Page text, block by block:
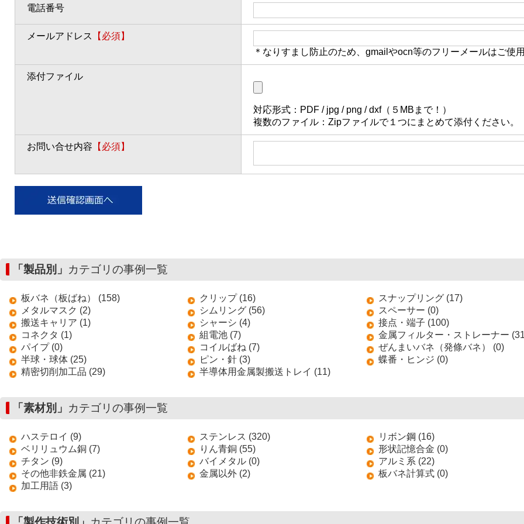
電話番号
メールアドレス
【必須】
＊なりすまし防止のため、gmailやocn等のフリーメールはご使
添付ファイル
対応形式：PDF / jpg / png / dxf（５MBまで！）
複数のファイル：Zipファイルで１つにまとめて添付ください。
お問い合せ内容 【必須】
「製品別」 カテゴリの事例一覧
板バネ（板ばね） (158) クリップ (16) スナップリング (17)
メタルマスク (2)
シムリング (56) スペーサー (0)
搬送キャリア (1)
シャーシ (4) 接点・端子 (100)
コネクタ (1)
組電池 (7) 金属フィルター・ストレーナー
パイプ (0)
コイルばね (7) ぜんまいバネ（発條バネ） (0)
半球・球体 (25)
ピン・針 (3) 蝶番・ヒンジ (0)
精密切削加工品 (29)
半導体用金属製搬送トレイ (11)
「素材別」 カテゴリの事例一覧
ハステロイ (9) ステンレス (320) リボン鋼 (16)
ベリリュウム銅 (7)
りん青銅 (55) 形状記憶合金 (0)
チタン (9)
バイメタル (0) アルミ系 (22)
その他非鉄金属 (21)
金属以外 (2) 板バネ計算式 (0)
加工用語 (3)